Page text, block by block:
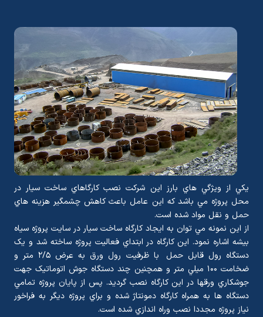
يکي از ويژگي هاي بارز اين شرکت نصب کارگاهاي ساخت سيار در
محل پروژه مي باشد که اين عامل باعث کاهش چشمگير هزينه هاي
حمل و نقل مواد شده است.
از اين نمونه مي توان به ايجاد کارگاه ساخت سيار در سايت پروژه سياه
بيشه اشاره نمود. اين کارگاه در ابتداي فعاليت پروژه ساخته شد و یک
دستگاه رول قابل حمل با ظرفيت رول ورق به عرض ۲/۵ متر و
ضخامت ۱۰۰ ميلي متر و همچنين چند دستگاه جوش اتوماتيک جهت
جوشکاري ورقها در اين کارگاه نصب گرديد. پس از پايان پروژه تمامي
دستگاه ها به همراه کارگاه دمونتاژ شده و براي پروژه ديگر به فراخور
نياز پروژه مجددا نصب وراه اندازي شده است.